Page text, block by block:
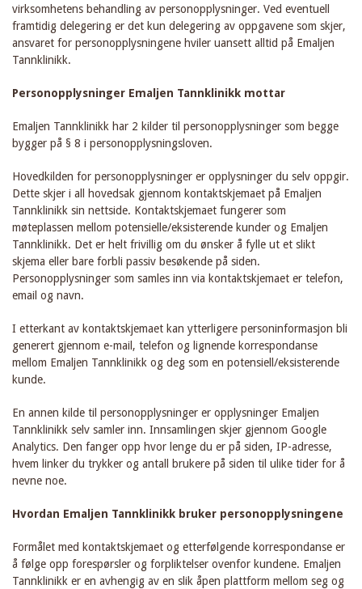
virksomhetens behandling av personopplysninger. Ved eventuell
framtidig delegering er det kun delegering av oppgavene som skjer,
ansvaret for personopplysningene hviler uansett alltid på Emaljen
Tannklinikk.
Personopplysninger Emaljen Tannklinikk mottar
Emaljen Tannklinikk har 2 kilder til personopplysninger som begge
bygger på § 8 i personopplysningsloven.
Hovedkilden for personopplysninger er opplysninger du selv oppgir.
Dette skjer i all hovedsak gjennom kontaktskjemaet på Emaljen
Tannklinikk sin nettside. Kontaktskjemaet fungerer som
møteplassen mellom potensielle/eksisterende kunder og Emaljen
Tannklinikk. Det er helt frivillig om du ønsker å fylle ut et slikt
skjema eller bare forbli passiv besøkende på siden.
Personopplysninger som samles inn via kontaktskjemaet er telefon,
email og navn.
I etterkant av kontaktskjemaet kan ytterligere personinformasjon bli
generert gjennom e-mail, telefon og lignende korrespondanse
mellom Emaljen Tannklinikk og deg som en potensiell/eksisterende
kunde.
En annen kilde til personopplysninger er opplysninger Emaljen
Tannklinikk selv samler inn. Innsamlingen skjer gjennom Google
Analytics. Den fanger opp hvor lenge du er på siden, IP-adresse,
hvem linker du trykker og antall brukere på siden til ulike tider for å
nevne noe.
Hvordan Emaljen Tannklinikk bruker personopplysningene
Formålet med kontaktskjemaet og etterfølgende korrespondanse er
å følge opp forespørsler og forpliktelser ovenfor kundene. Emaljen
Tannklinikk er en avhengig av en slik åpen plattform mellom seg og